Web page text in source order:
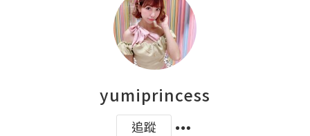
yumiprincess
追蹤